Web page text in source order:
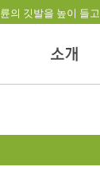
의 깃발을 높이 들